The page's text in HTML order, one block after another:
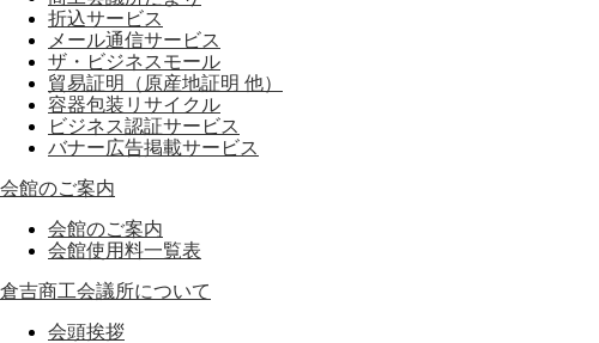
折込サービス
メール通信サービス
ザ・ビジネスモール
貿易証明（原産地証明 他）
容器包装リサイクル
ビジネス認証サービス
バナー広告掲載サービス
会館のご案内
会館のご案内
会館使用料一覧表
倉吉商工会議所について
会頭挨拶